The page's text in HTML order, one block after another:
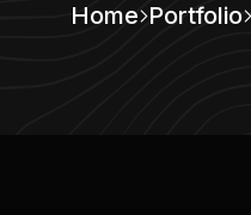
Home Portfolio